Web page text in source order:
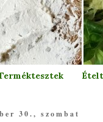
30., szombat